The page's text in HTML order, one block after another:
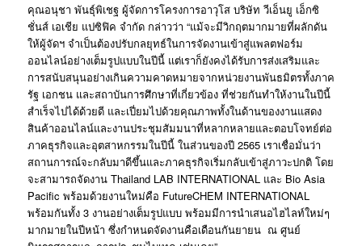
คุณอนุชา พันธุ์พิเชฐ ผู้จัดการโครงการอาวุโส บริษัท วีเอ็นยู เอ็กซิ
ชั่นส์ เอเชีย แปซิฟิค จำกัดกล่าวว่า “แม้จะมีวิกฤตมากมายที่ผลักดัน
ให้ผู้จัดฯ จำเป็นต้องปรับกลยุทธ์ในการจัดงานเข้าสู่แพลตฟอร์ม
ออนไลน์อย่างเต็มรูปแบบในปีนี้ แต่เราก็ยังคงได้รับการส่งเสริมและ
การสนับสนุนอย่างเกินความคาดหมายจากหน่วยงานพันธมิตรทั้งภาค
รัฐ เอกชน และสถาบันการศึกษาที่เกี่ยวข้อง ที่ช่วยกันทำให้งานในปีนี้
สำเร็จไปได้ด้วยดี และเปี่ยมไปด้วยคุณภาพทั้งในด้านของงานแสดง
สินค้าออนไลน์และงานประชุมสัมมนาที่หลากหลายและตอบโจทย์ต่อ
ภาคธุรกิจและอุตสาหกรรมในปีนี้ ในส่วนของปี 2565 เราเชื่อมั่นว่า
สถานการณ์จะกลับมาดีขึ้นและภาคธุรกิจเริ่มกลับเข้าสู่ภาวะปกติ โดย
จะสามารถจัดงาน Thailand LAB INTERNATIONAL และ Bio Asia
Pacific พร้อมด้วยงานใหม่คือ FutureCHEM INTERNATIONAL
พร้อมกันทั้ง 3 งานอย่างเต็มรูปแบบ พร้อมมีการนำเสนอไฮไลท์ใหม่ๆ
มากมายในปีหน้า ซึ่งกำหนดจัดงานคือเดือนกันยายน ณ ศูนย์